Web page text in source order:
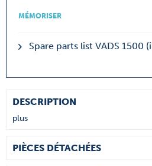
MÉMORISER
Spare parts list VADS 1500
DESCRIPTION
plus
PIÈCES DÉTACHÉES